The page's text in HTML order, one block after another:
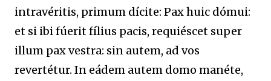
intravéritis, primum dícite: Pax huic dómui:
et si ibi fúerit fílius pacis, requiéscet super
illum pax vestra: sin autem, ad vos
revertétur. In eádem autem domo manéte,